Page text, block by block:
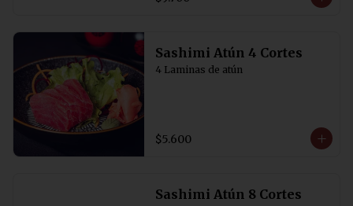
Sashimi Atún 4 Cortes
4 Laminas de atún
$5.600
Sashimi Atún 8 Cortes